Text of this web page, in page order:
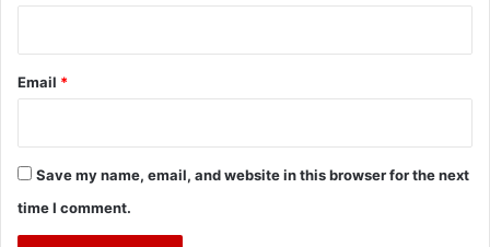
Email *
Save my name, email, and website in this browser for the next
time I comment.